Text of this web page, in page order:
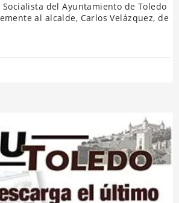
del Ayuntamiento de Toledo
al alcalde, Carlos Velázquez, de